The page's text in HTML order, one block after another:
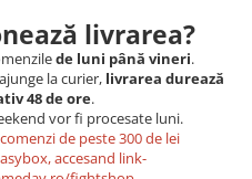
livrarea?
de luni până vineri.
la curier, livrarea durează
48 de ore.
vor fi procesate luni.
de peste 300 de lei
accesand link-